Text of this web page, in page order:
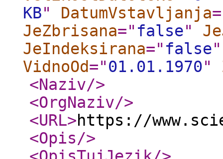
KB" DatumVstavljanja
JeZbrisana=" false"
JeIndeksirana=" false"
VidnoOd="01.01.1970"
<Naziv/>
<OrgNaziv/>
<URL>https://
<Opis/>